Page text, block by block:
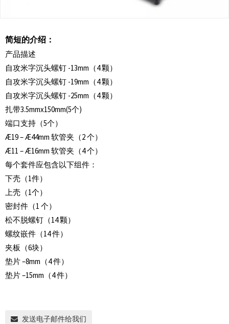
简短的介绍：
产品描述
自攻米字沉头螺钉 -13mm（4 颗）
自攻米字沉头螺钉 -19mm（4 颗）
自攻米字沉头螺钉 -25mm（4 颗）
扎带3.5mmx150mm(5个)
端口支持（5个）
Æ19 – Æ44mm 软管夹（2 个）
Æ11 – Æ16mm 软管夹（4 个）
每个套件应包含以下组件：
下壳（1件）
上壳（1个）
密封件（1 个）
松不脱螺钉（14 颗）
螺纹嵌件（14 件）
夹板（6块）
垫片 –8mm（4 件）
垫片 –15mm（4 件）
发送电子邮件给我们